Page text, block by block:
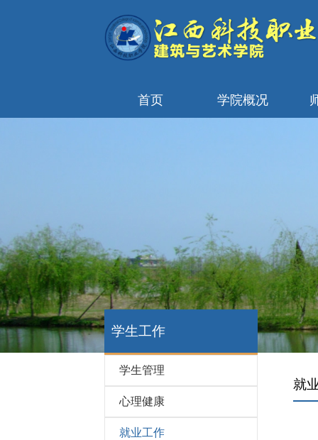
首页 学院概况
学生工作
学生管理
心理健康
就业工作
就